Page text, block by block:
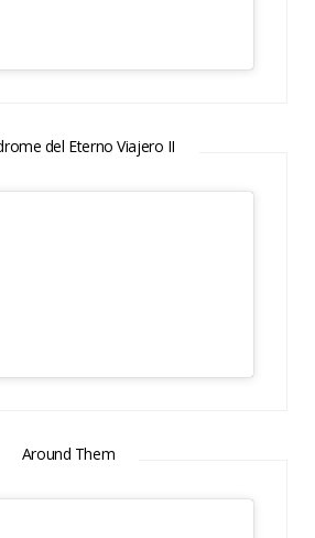
del Eterno Viajero II
Around Them